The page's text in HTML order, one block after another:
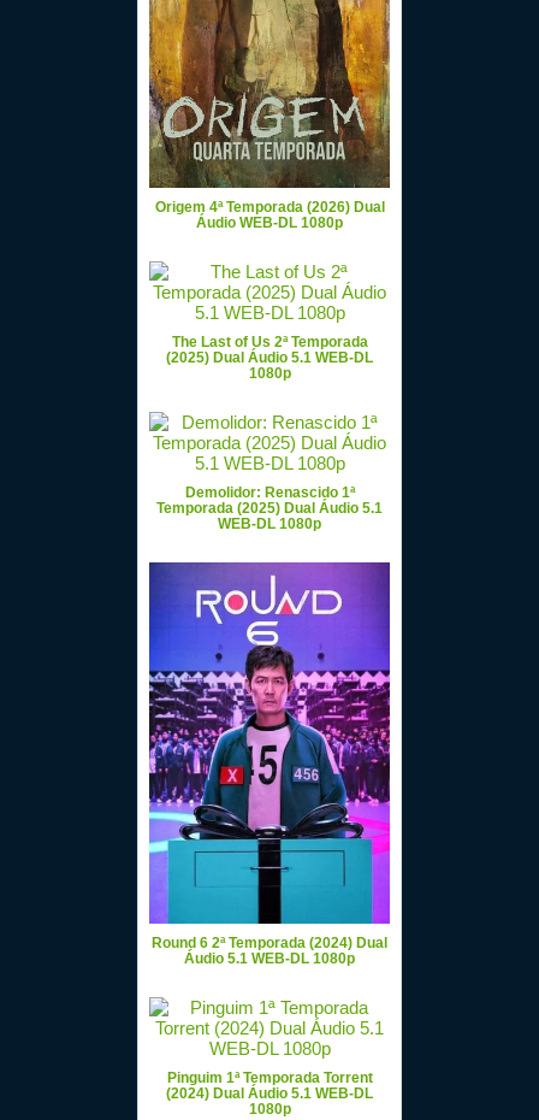
Origem 4ª Temporada (2026) Dual
Áudio WEB-DL 1080p
The Last of Us 2ª Temporada
(2025) Dual Áudio 5.1 WEB-DL
1080p
Demolidor: Renascido 1ª
Temporada (2025) Dual Áudio 5.1
WEB-DL 1080p
Round 6 2ª Temporada (2024) Dual
Áudio 5.1 WEB-DL 1080p
Pinguim 1ª Temporada Torrent
(2024) Dual Áudio 5.1 WEB-DL
1080p